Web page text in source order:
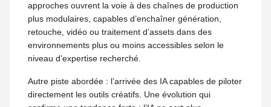
approches ouvrent la voie à des chaînes de production
plus modulaires, capables d’enchaîner génération,
retouche, vidéo ou traitement d’assets dans des
environnements plus ou moins accessibles selon le
niveau d’expertise recherché.
Autre piste abordée : l’arrivée des IA capables de piloter
directement les outils créatifs. Une évolution qui